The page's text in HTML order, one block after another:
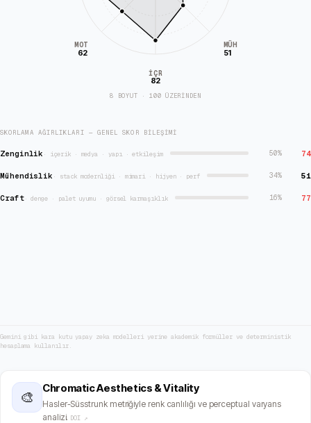
MÜH
51
İÇR
82
MOT
62
8 BOYUT · 100 ÜZERİNDEN
SKORLAMA AĞIRLIKLARI — GENEL SKOR BILEŞIMI
Zenginlik · içerik · medya · yapı · etkileşim 50% 74
Mühendislik · stack modernliği · mimari · hijyen · perf 34% 51
Craft·denge · palet uyumu · görsel karmaşıklık 16% 77
Gemini gibi kara kutu yapay zeka modelleri yerine akademik formüller ve deterministik
hesaplama kullanılır.
🎨
Chromatic Aesthetics & Vitality
Hasler-Süsstrunk metriğiyle renk canlılığı ve perceptual varyans
analizi. DOI ↗